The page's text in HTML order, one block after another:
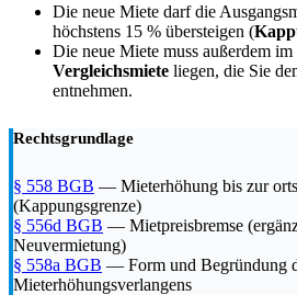
Die neue Miete darf die
höchstens 15 % übersteigen (
Die neue Miete muss außerdem
Vergleichsmiete liegen, die Sie
entnehmen.
Rechtsgrundlage
§ 558 BGB — Mieterhöhung bis zur
(Kappungsgrenze)
§ 556d BGB — Mietpreisbremse
Neuvermietung)
§ 558a BGB — Form und Begründung
Mieterhöhungsverlangens